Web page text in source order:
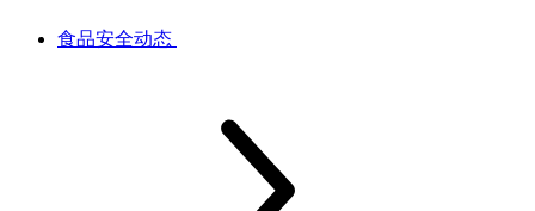
食品安全动态